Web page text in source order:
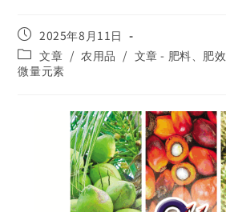
2025年8月11日
文章 / 农用品 / 文章 - 肥料、肥效
微量元素